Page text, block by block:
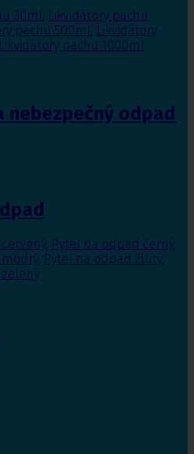
30ml, Likvidátory pachu
pachu 500ml, Likvidátory
Likvidátory pachu 1000ml
nebezpečný odpad
, Pytel na odpad černý,
, Pytel na odpad žlutý,